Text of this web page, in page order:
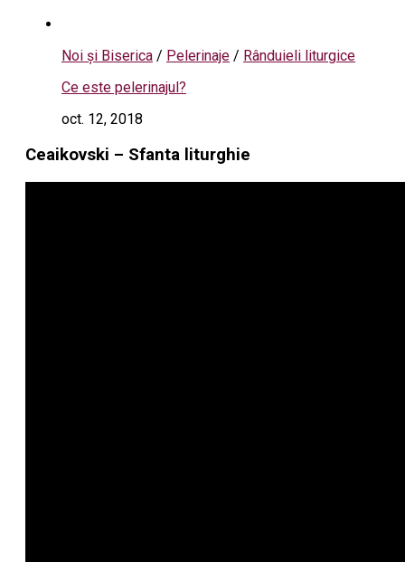
Noi și Biserica / Pelerinaje / Rânduieli liturgice
Ce este pelerinajul?
oct. 12, 2018
Ceaikovski – Sfanta liturghie